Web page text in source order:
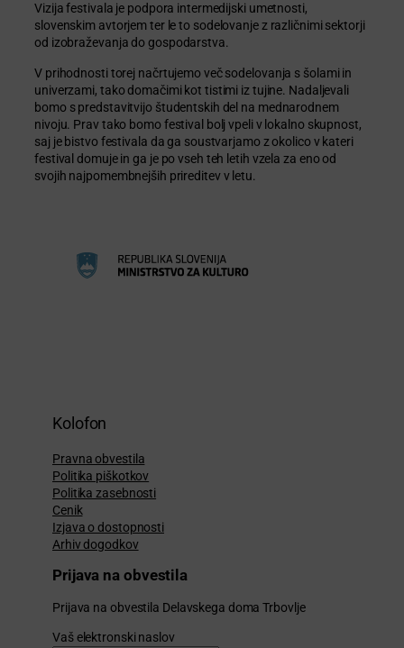
Vizija festivala je podpora intermedijski umetnosti,
slovenskim avtorjem ter le to sodelovanje z različnimi sektorji
od izobraževanja do gospodarstva.
V prihodnosti torej načrtujemo več sodelovanja s šolami in
univerzami, tako domačimi kot tistimi iz tujine. Nadaljevali
bomo s predstavitvijo študentskih del na mednarodnem
nivoju. Prav tako bomo festival bolj vpeli v lokalno skupnost,
saj je bistvo festivala da ga soustvarjamo z okolico v kateri
festival domuje in ga je po vseh teh letih vzela za eno od
svojih najpomembnejših prireditev v letu.
Kolofon
Pravna obvestila
Politika piškotkov
Politika zasebnosti
Cenik
Izjava o dostopnosti
Arhiv dogodkov
Prijava na obvestila
Prijava na obvestila Delavskega doma Trbovlje
Vaš elektronski naslov